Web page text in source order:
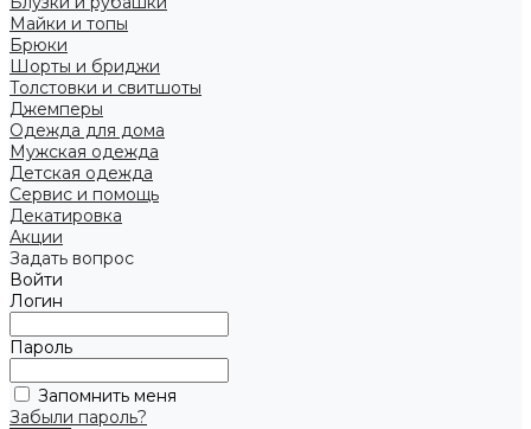
Майки и топы
Брюки
Шорты и бриджи
Толстовки и свитшоты
Джемперы
Одежда для дома
Мужская одежда
Детская одежда
Сервис и помощь
Декатировка
Акции
Задать вопрос
Войти
Логин
Пароль
Запомнить меня
Забыли пароль?